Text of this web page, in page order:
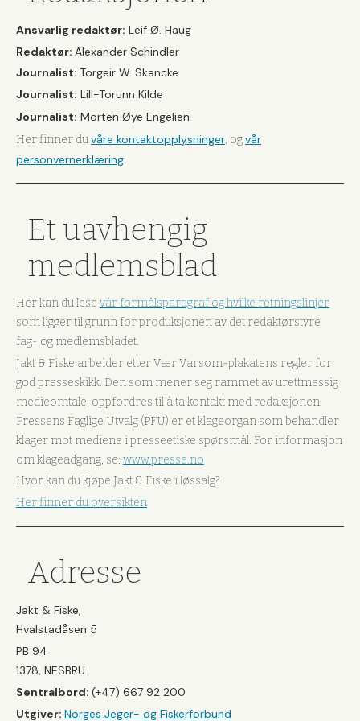
Ansvarlig redaktør: Leif Ø. Haug
Redaktør: Alexander Schindler
Journalist: Torgeir W. Skancke
Journalist: Lill-Torunn Kilde
Journalist: Morten Øye Engelien
Her finner duvåre kontaktopplysninger, ogvår
personvernerklæring.
Et uavhengig
medlemsblad
Her kan du lese vår formålsparagraf og hvilke retningslinjer
som ligger til grunn for produksjonen av det redaktørstyre
fag- og medlemsbladet.
Jakt & Fiske arbeider etter Vær Varsom-plakatens regler for
god presseskikk. Den som mener seg rammet av urettmessig
medieomtale, oppfordres til å ta kontakt med redaksjonen.
Pressens Faglige Utvalg (PFU) er et klageorgan som behandler
klager mot mediene i presseetiske spørsmål. For informasjon
om klageadgang, se: www.presse.no
Hvor kan du kjøpe Jakt & Fiske i løssalg?
Her finner du oversikten
Adresse
Jakt & Fiske,
Hvalstadåsen 5
PB 94
1378, NESBRU
Sentralbord: (+47) 667 92 200
Utgiver: Norges Jeger- og Fiskerforbund